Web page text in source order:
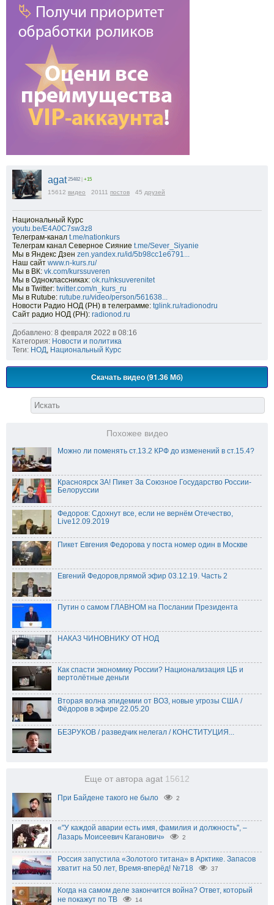
agat 25482 +15
15612 видео 20111 постов 45 друзей
Национальный Курс
youtu.be/E4A0C7sw3z8
Телеграм-канал t.me/nationkurs
Телеграм канал Северное Сияние t.me/Sever_Siyanie
Мы в Яндекс Дзен zen.yandex.ru/id/5b98cc1e6791...
Наш сайт www.n-kurs.ru/
Мы в ВК: vk.com/kurssuveren
Мы в Одноклассниках: ok.ru/nksuverenitet
Мы в Twitter: twitter.com/n_kurs_ru
Мы в Rutube: rutube.ru/video/person/561638...
Новости Радио НОД (РН) в телеграмме: tglink.ru/radionodru
Сайт радио НОД (РН): radionod.ru
Добавлено: 8 февраля 2022 в 08:16
Категория: Новости и политика
Теги: НОД, Национальный Курс
Скачать видео (91.36 Мб)
Похожее видео
Можно ли поменять ст.13.2 КРФ до изменений в ст.15.4?
Красноярск ЗА! Пикет За Союзное Государство России-
Белоруссии
Федоров: Сдохнут все, если не вернём Отечество,
Live12.09.2019
Пикет Евгения Федорова у поста номер один в Москве
Евгений Федоров,прямой эфир 03.12.19. Часть 2
Путин о самом ГЛАВНОМ на Послании Президента
НАКАЗ ЧИНОВНИКУ ОТ НОД
Как спасти экономику России? Национализация ЦБ и
вертолётные деньги
Вторая волна эпидемии от ВОЗ, новые угрозы США /
Фёдоров в эфире 22.05.20
БЕЗРУКОВ / разведчик нелегал / КОНСТИТУЦИЯ...
Еще от автора agat 15612
При Байдене такого не было 2
«"У каждой аварии есть имя, фамилия и должность", –
Лазарь Моисеевич Каганович»
2
Россия запустила «Золотого титана» в Арктике. Запасов
хватит на 50 лет, Время-вперёд! №718
37
Когда на самом деле закончится война? Ответ, который
не покажут по ТВ
14